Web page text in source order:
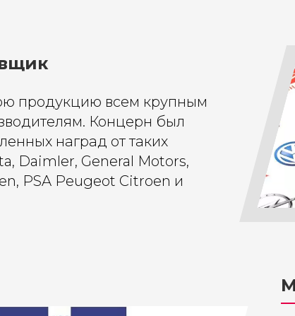
продукцию всем крупным
Концерн был
наград от таких
Daimler, General Motors,
PSA Peugeot Citroen и